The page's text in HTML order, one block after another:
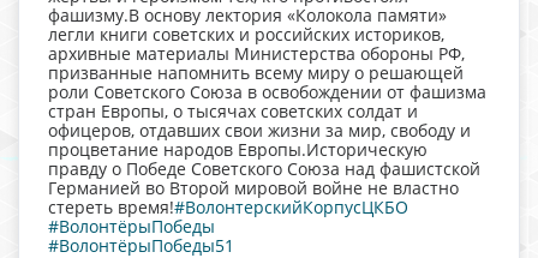
фашизму.В основу лектория «Колокола памяти»
легли книги советских и российских историков,
архивные материалы Министерства обороны РФ,
призванные напомнить всему миру о решающей
роли Советского Союза в освобождении от фашизма
стран Европы, о тысячах советских солдат и
офицеров, отдавших свои жизни за мир, свободу и
процветание народов Европы.Историческую
правду о Победе Советского Союза над фашистской
Германией во Второй мировой войне не властно
стереть время!#ВолонтерскийКорпусЦКБО
#ВолонтёрыПобеды
#ВолонтёрыПобеды51